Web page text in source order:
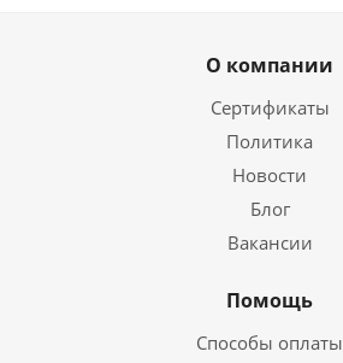
О компании
Сертификаты
Политика
Новости
Блог
Вакансии
Помощь
Способы оплаты